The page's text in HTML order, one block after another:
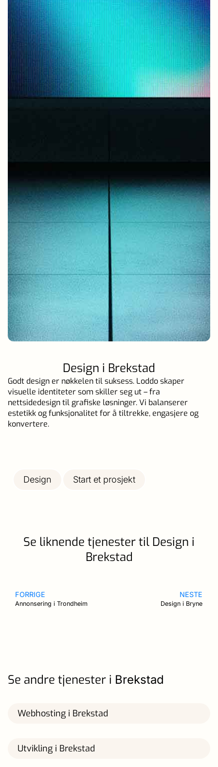
Design i Brekstad
Godt design er nøkkelen til suksess. Loddo skaper
visuelle identiteter som skiller seg ut – fra
nettsidedesign til grafiske løsninger. Vi balanserer
estetikk og funksjonalitet for å tiltrekke, engasjere og
konvertere.
Design Start et prosjekt
Se liknende tjenester til Design i
Brekstad
FORRIGE
Annonsering i Trondheim
NESTE
Design i Bryne
Se andre tjenester i Brekstad
Webhosting i Brekstad
Utvikling i Brekstad